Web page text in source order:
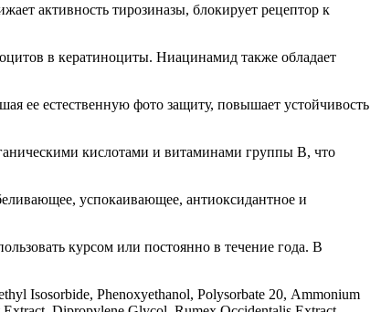
активность тирозиназы, блокирует рецептор к
в кератиноциты. Ниацинамид также обладает
ее естественную фото защиту, повышает устойчивость
кислотами и витаминами группы В, что
успокаивающее, антиоксидантное и
курсом или постоянно в течение года. В
Isosorbide, Phenoxyethanol, Polysorbatе 20, Ammonium